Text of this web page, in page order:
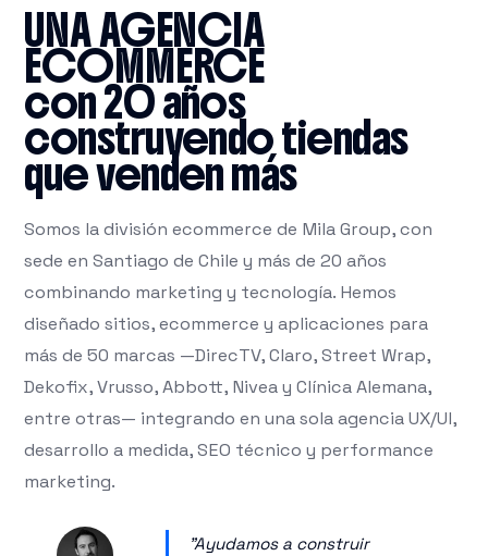
UNA AGENCIA
ECOMMERCE
con 20 años
construyendo tiendas
que venden más
Somos la división ecommerce de Mila Group, con
sede en Santiago de Chile y más de 20 años
combinando marketing y tecnología. Hemos
diseñado sitios, ecommerce y aplicaciones para
más de 50 marcas —DirecTV, Claro, Street Wrap,
Dekofix, Vrusso, Abbott, Nivea y Clínica Alemana,
entre otras— integrando en una sola agencia UX/UI,
desarrollo a medida, SEO técnico y performance
marketing.
"Ayudamos a construir